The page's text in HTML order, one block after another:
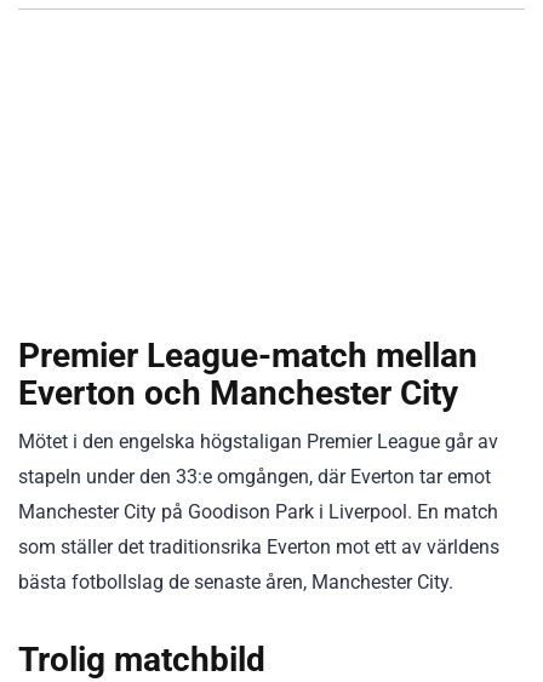
Premier League-match mellan
Everton och Manchester City
Mötet i den engelska högstaligan Premier League går av
stapeln under den 33:e omgången, där Everton tar emot
Manchester City på Goodison Park i Liverpool. En match
som ställer det traditionsrika Everton mot ett av världens
bästa fotbollslag de senaste åren, Manchester City.
Trolig matchbild